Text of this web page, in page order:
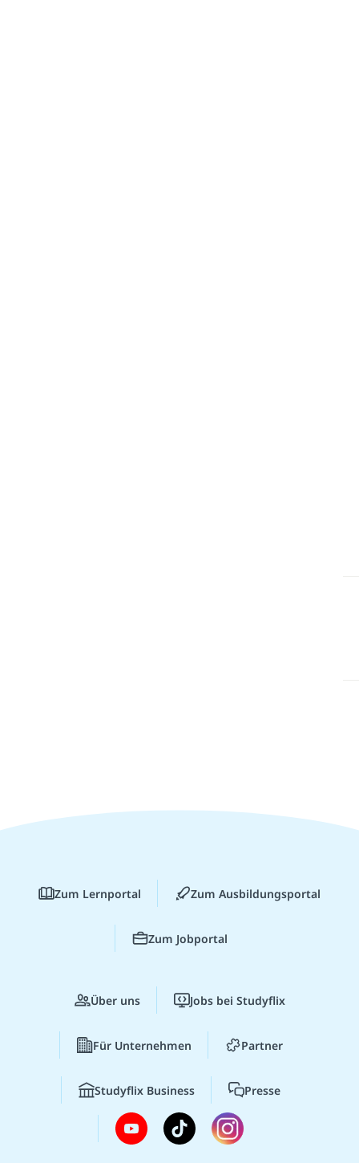
Zum Lernportal Zum Ausbildungsportal
Zum Jobportal
Über uns Jobs bei Studyflix
Für Unternehmen Partner
Studyflix Business Presse